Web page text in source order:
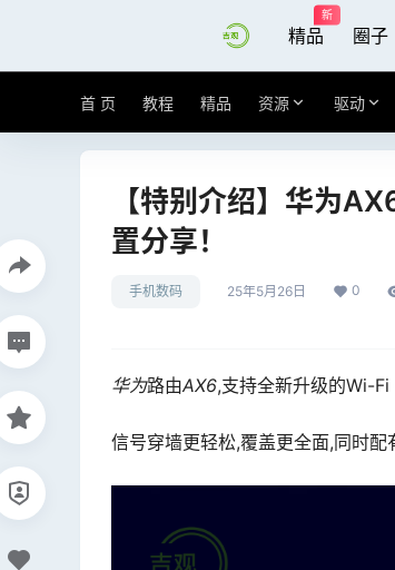
精品
新
圈子
首 页 教程 精品 资源 驱动
【特别介绍】华为
置分享！
手机数码 25年5月26日 0
华为路由AX6,支持全新升级的Wi-
信号穿墙更轻松,覆盖更全面,同时配